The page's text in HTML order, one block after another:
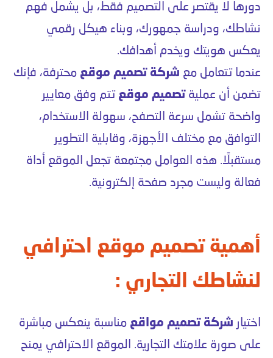
دورها لا يقتصر على التصميم فقط، بل يشمل فهم
نشاطك، ودراسة جمهورك، وبناء هيكل رقمي
يعكس هويتك ويخدم أهدافك.
عندما تتعامل مع شركة تصميم موقع محترفة، فإنك
تضمن أن عمليةتصميم موقع تتم وفق معايير
واضحة تشمل سرعة التصفح، سهولة الاستخدام،
التوافق مع مختلف الأجهزة، وقابلية التطوير
مستقبلًا. هذه العوامل مجتمعة تجعل الموقع أداة
فعالة وليست مجرد صفحة إلكترونية.
أهمية تصميم موقع احترافي
لنشاطك التجاري :
اختيار شركة تصميم مواقع مناسبة ينعكس مباشرة
على صورة علامتك التجارية. الموقع الاحترافي يمنح